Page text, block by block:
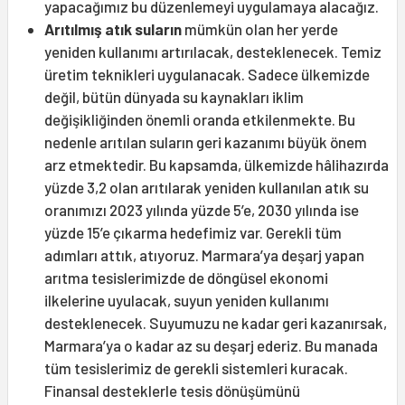
yapacağımız bu düzenlemeyi uygulamaya alacağız.
Arıtılmış atık suların mümkün olan her yerde
yeniden kullanımı artırılacak, desteklenecek. Temiz
üretim teknikleri uygulanacak. Sadece ülkemizde
değil, bütün dünyada su kaynakları iklim
değişikliğinden önemli oranda etkilenmekte. Bu
nedenle arıtılan suların geri kazanımı büyük önem
arz etmektedir. Bu kapsamda, ülkemizde hâlihazırda
yüzde 3,2 olan arıtılarak yeniden kullanılan atık su
oranımızı 2023 yılında yüzde 5’e, 2030 yılında ise
yüzde 15’e çıkarma hedefimiz var. Gerekli tüm
adımları attık, atıyoruz. Marmara’ya deşarj yapan
arıtma tesislerimizde de döngüsel ekonomi
ilkelerine uyulacak, suyun yeniden kullanımı
desteklenecek. Suyumuzu ne kadar geri kazanırsak,
Marmara’ya o kadar az su deşarj ederiz. Bu manada
tüm tesislerimiz de gerekli sistemleri kuracak.
Finansal desteklerle tesis dönüşümünü